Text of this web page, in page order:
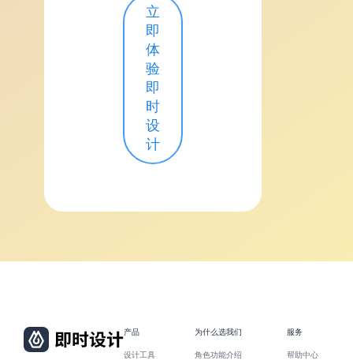
立
即
体
验
即
时
设
计
产品
设计工具
为什么选我们
角色功能介绍
服务
帮助中心